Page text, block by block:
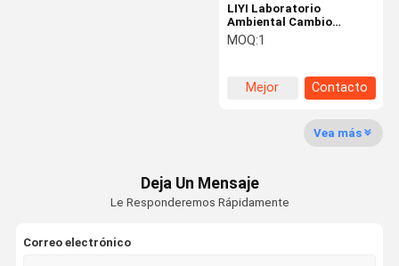
LIYI Laboratorio
Ambiental Cambio
climático en la cámara
climática Temperatura y
en la cámara de prueba
MOQ:1
Mejor
Contacto
Vea más
Deja Un Mensaje
Le Responderemos Rápidamente
Correo electrónico